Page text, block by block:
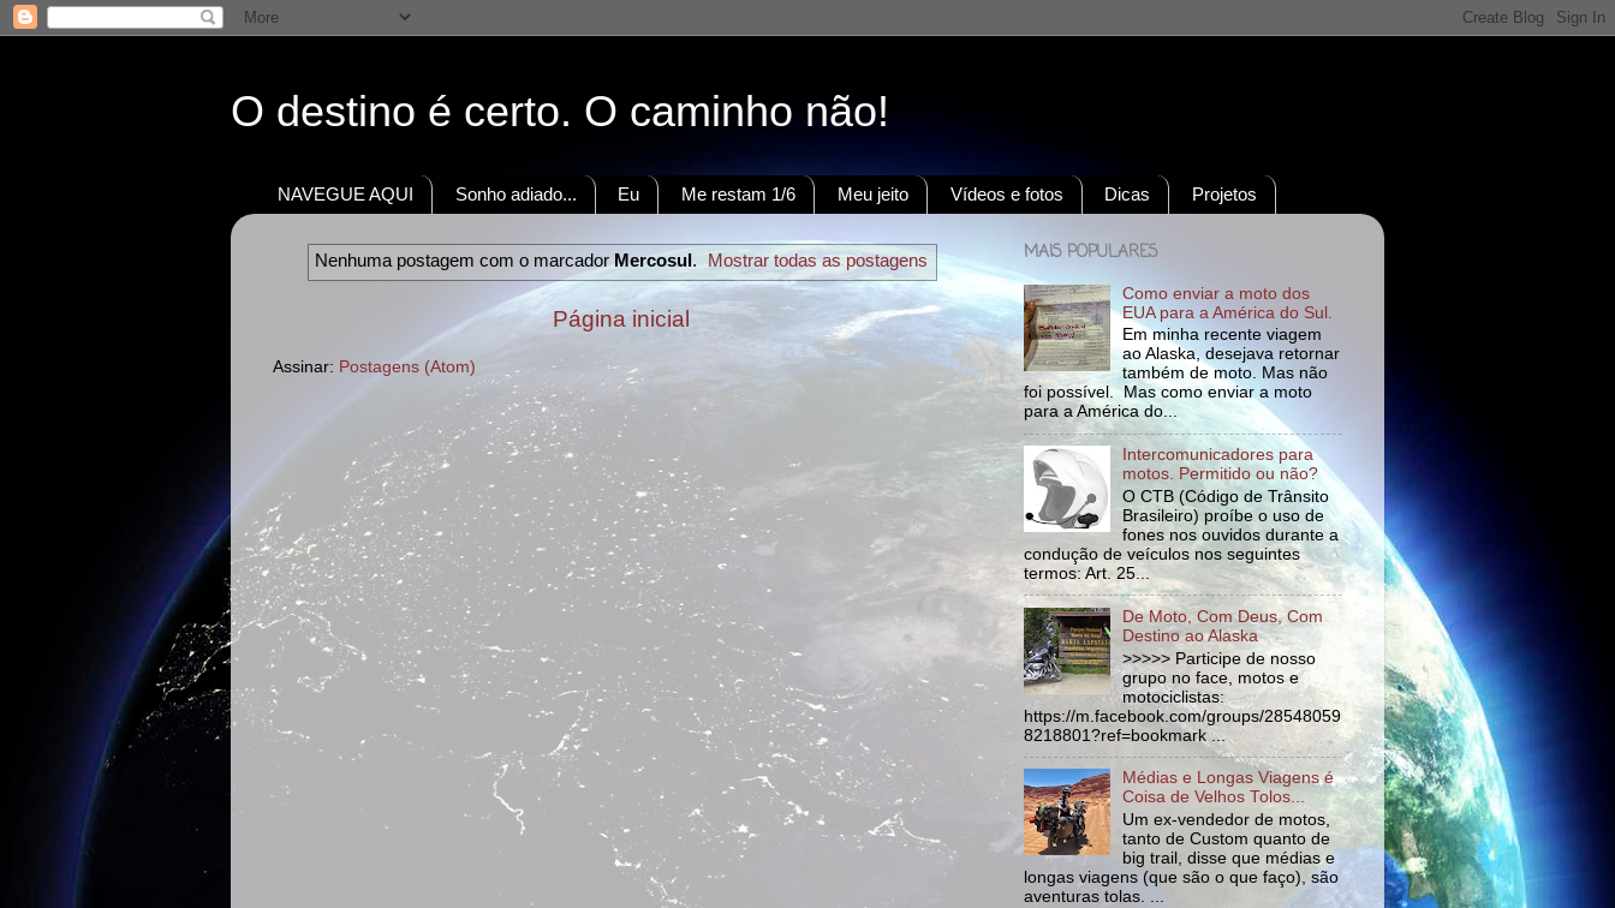
O destino é certo. O caminho não!
NAVEGUE AQUI Sonho adiado... Eu Me restam 1/6 Meu jeito Vídeos e fotos Dicas Projetos
Nenhuma postagem com o marcadorMercosul . Mostrar todas as postagens
Página inicial
Assinar: Postagens (Atom)
MAIS POPULARES
Como enviar a moto dos
EUA para a América do Sul.
Em minha recente viagem
ao Alaska, desejava retornar
também de moto. Mas não
foi possível. Mas como enviar a moto
para a América do...
Intercomunicadores para
motos. Permitido ou não?
O CTB (Código de Trânsito
Brasileiro) proíbe o uso de
fones nos ouvidos durante a
condução de veículos nos seguintes
termos: Art. 25...
De Moto, Com Deus, Com
Destino ao Alaska
>>>>> Participe de nosso
grupo no face, motos e
motociclistas:
https://m.facebook.com/groups/28548059
8218801?ref=bookmark ...
Médias e Longas Viagens é
Coisa de Velhos Tolos...
Um ex-vendedor de motos,
tanto de Custom quanto de
big trail, disse que médias e
longas viagens (que são o que faço), são
aventuras tolas. ...